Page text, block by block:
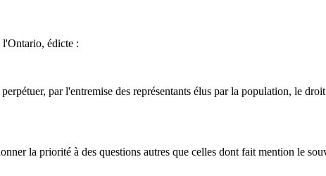
l'Ontario, édicte :
par l'entremise des représentants élus par la population, le
la priorité à des questions autres que celles dont fait mention le